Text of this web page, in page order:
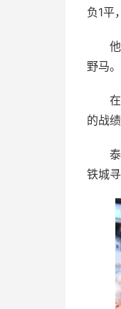
负1平
野马
的战
铁城寻